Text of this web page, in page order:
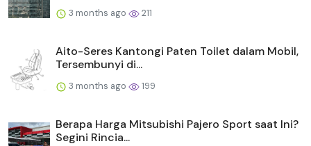
3 months ago 211
Aito-Seres Kantongi Paten Toilet dalam Mobil,
Tersembunyi di...
3 months ago 199
Berapa Harga Mitsubishi Pajero Sport saat Ini?
Segini Rincia...